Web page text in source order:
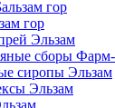
гор
гор
Эльзам
сборы
сиропы Эльзам
Эльзам